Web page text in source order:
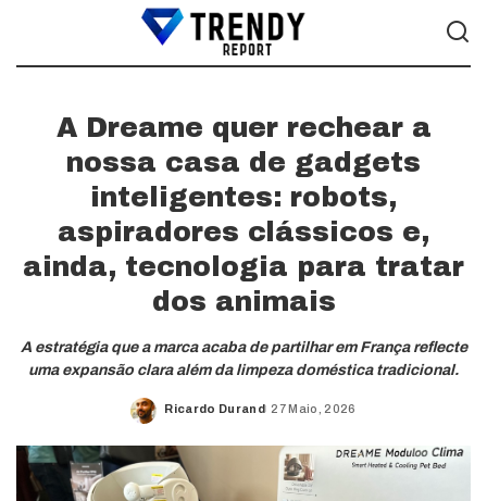
A Dreame quer rechear a
nossa casa de gadgets
inteligentes: robots,
aspiradores clássicos e,
ainda, tecnologia para tratar
dos animais
A estratégia que a marca acaba de partilhar em França reflecte
uma expansão clara além da limpeza doméstica tradicional.
Posted
Ricardo Durand 27 Maio, 2026